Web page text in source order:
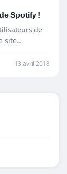
Spotify !
de
site
13 avril 2018